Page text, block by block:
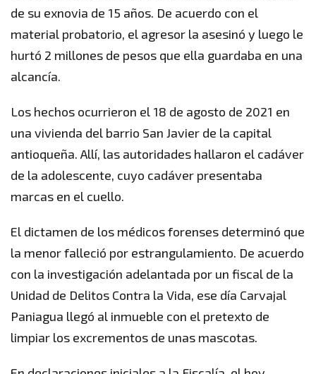
de su exnovia de 15 años. De acuerdo con el
material probatorio, el agresor la asesinó y luego le
hurtó 2 millones de pesos que ella guardaba en una
alcancía.
Los hechos ocurrieron el 18 de agosto de 2021 en
una vivienda del barrio San Javier de la capital
antioqueña. Allí, las autoridades hallaron el cadáver
de la adolescente, cuyo cadáver presentaba
marcas en el cuello.
El dictamen de los médicos forenses determinó que
la menor falleció por estrangulamiento. De acuerdo
con la investigación adelantada por un fiscal de la
Unidad de Delitos Contra la Vida, ese día Carvajal
Paniagua llegó al inmueble con el pretexto de
limpiar los excrementos de unas mascotas.